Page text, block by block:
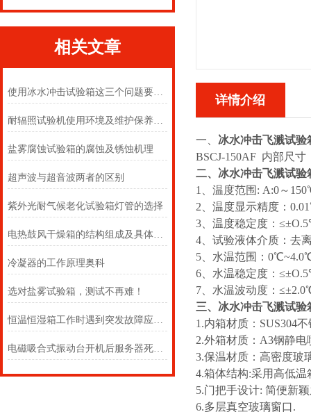
相关文章
使用冰水冲击试验箱这三个问题要密切注意
耐辐照试验机使用环境及维护保养方法
盐雾腐蚀试验箱的腐蚀及锈蚀机理
超声波与超音波两者的区别
紫外光耐气候老化试验箱灯管的选择
电热鼓风干燥箱的结构组成及具体工作过程
冷凝器的工作原理奥科
选对盐雾试验箱，测试不再难！
恒温恒湿箱工作时遇到突发故障应如何处理
电磁吸合式振动台开机后服务器死机没有任何说明应该怎么办
详情介绍
一、 冰水冲击飞溅试验
BSCJ-150AF 内部尺寸
二、 冰水冲击飞溅试验
1、温度范围: A:0～
2、温度显示精度：
3、温度稳定度：
4、试验液体介质：去
5、水温范围：
6、水温稳定度：
7、水温波动度：
三、 冰水冲击飞溅试验
1.内箱材质：SUS304
2.外箱材质：A3钢静电
3.保温材质：高密度玻
4.箱体结构:采用高低
5.门把手设计: 简便新
6.多层真空玻璃窗口.